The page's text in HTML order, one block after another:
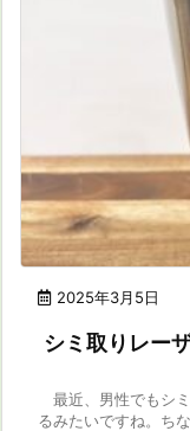
2025年3月5日
シミ取りレー
最近、男性でもシ
るみたいですね。ち